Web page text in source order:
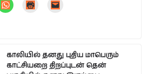
காலியில் தனது புதிய மாபெரும்
காட்சியறை திறப்புடன் தென்